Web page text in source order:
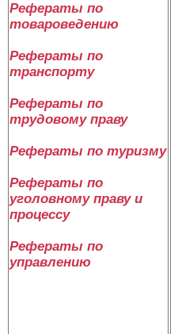
Рефераты по
товароведению
Рефераты по
транспорту
Рефераты по
трудовому праву
Рефераты по туризму
Рефераты по
уголовному праву и
процессу
Рефераты по
управлению